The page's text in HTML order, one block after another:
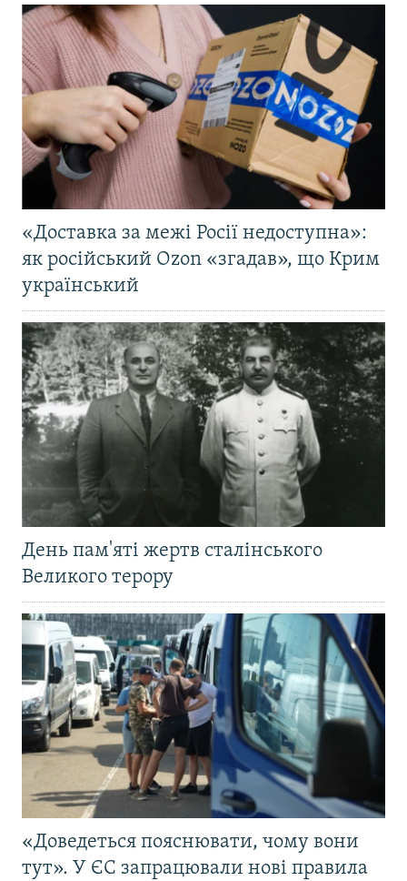
«Доставка за межі Росії недоступна»:
як російський Ozon «згадав», що Крим
український
День пам'яті жертв сталінського
Великого терору
«Доведеться пояснювати, чому вони
тут». У ЄС запрацювали нові правила